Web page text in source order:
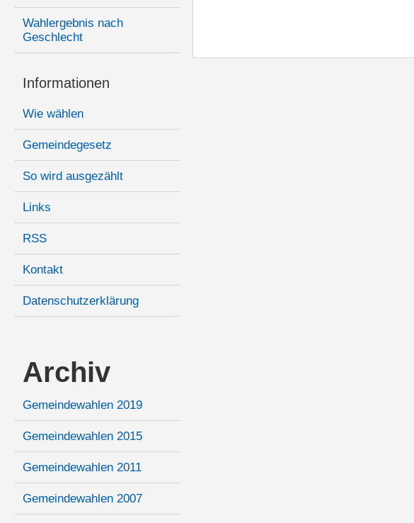
Wahlergebnis nach
Geschlecht
Informationen
Wie wählen
Gemeindegesetz
So wird ausgezählt
Links
RSS
Kontakt
Datenschutzerklärung
Archiv
Gemeindewahlen 2019
Gemeindewahlen 2015
Gemeindewahlen 2011
Gemeindewahlen 2007